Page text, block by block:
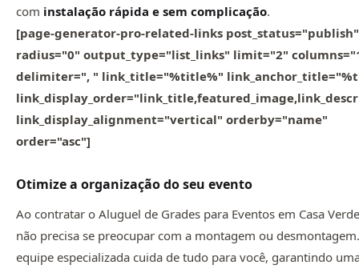
com instalação rápida e sem complicação.
[page-generator-pro-related-links post_status="publish"
radius="0" output_type="list_links" limit="2"
delimiter=", " link_title="%title%"
link_display_alignment="vertical" orderby="name"
order="asc"]
Otimize a organização do seu evento
Ao contratar o Aluguel de Grades para Eventos em Casa Verde
não precisa se preocupar com a montagem ou
equipe especializada cuida de tudo para você, garantindo